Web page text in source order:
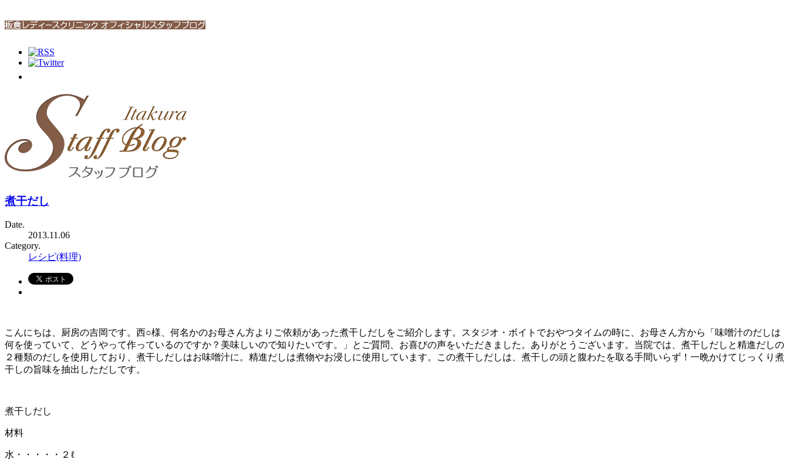
煮干だし
Date.
2013.11.06
Category.
レシピ(料理)
こんにちは、厨房の吉岡です。西○様、何名かのお母さん方よりご依頼があった煮干しだしをご紹介します。スタジオ・ボイトでおやつタイムの時に、お母さん方から「味噌汁のだしは
何を使っていて、どうやって作っているのですか？美味しいので知りたいです。」とご質問、お喜びの声をいただきました。ありがとうございます。当院では、煮干しだしと精進だしの
２種類のだしを使用しており、煮干しだしはお味噌汁に。精進だしは煮物やお浸しに使用しています。この煮干しだしは、煮干しの頭と腹わたを取る手間いらず！一晩かけてじっくり煮
干しの旨味を抽出しただしです。
煮干しだし
材料
水・・・・・２ℓ